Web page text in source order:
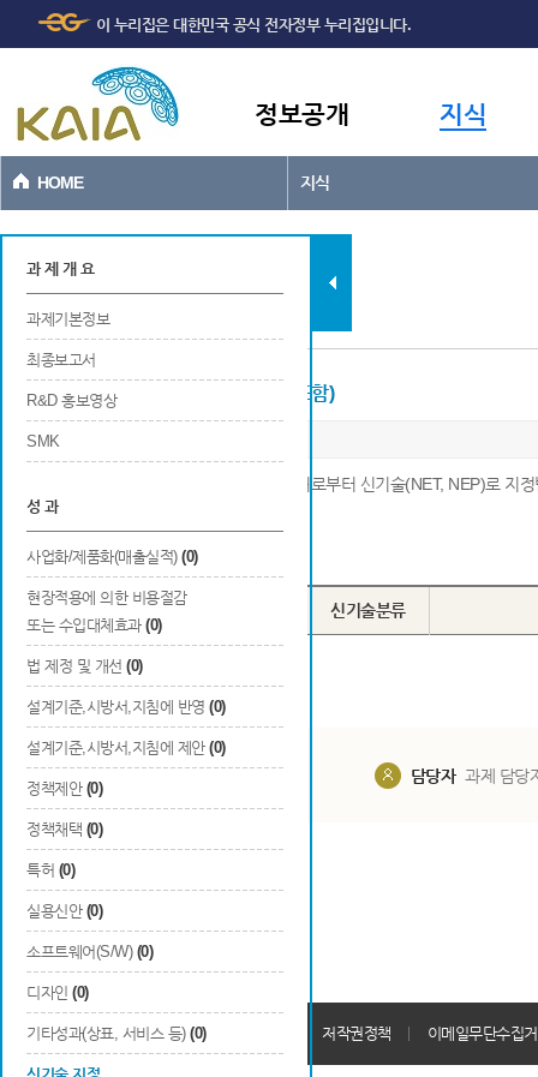
본문바로가기
이 누리집은 대한민국 공식 전자정부 누리집입니다.
정보공개 지식
HOME 지식
과제현황
과 제 개 요
과제기본정보
최종보고서
R&D 홍보영상
SMK
성 과
사업화/제품화(매출실적) (0)
현장적용에 의한 비용절감
또는 수입대체효과 (0)
법 제정 및 개선 (0)
설계기준,시방서,지침에 반영 (0)
설계기준,시방서,지침에 제안 (0)
정책제안 (0)
정책채택 (0)
특허 (0)
실용신안 (0)
소프트웨어(S/W) (0)
디자인 (0)
기타성과(상표, 서비스 등) (0)
신기술 지정 (제품인증, 품질인증 등 포함)
※ 연구개발 결과에 대하여 각 신기술 지정부처로부터 신기술(NET, NEP)로 지
Total0건
번호 구분 신기술분류
담당자 과제 담당
개인정보처리방침 회원가입약관 저작권정책 이메일무단수집